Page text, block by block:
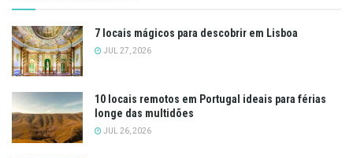
7 locais mágicos para descobrir em Lisboa
JUL 27, 2026
10 locais remotos em Portugal ideais para férias
longe das multidões
JUL 26, 2026